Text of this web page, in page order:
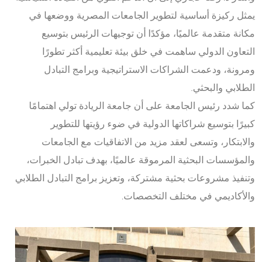
يمثل ركيزة أساسية لتطوير الجامعات المصرية ووضعها في
مكانة متقدمة عالميًا، مؤكدًا أن توجيهات الرئيس بتوسيع
التعاون الدولي ساهمت في خلق بيئة تعليمية أكثر تطورًا
ومرونة، ودعمت الشراكات الاستراتيجية وبرامج التبادل
الطلابي والبحثي.
كما شدد رئيس الجامعة على أن جامعة الريادة تولي اهتمامًا
كبيرًا بتوسيع شراكاتها الدولية في ضوء رؤيتها للتطوير
والابتكار، وتسعى لعقد مزيد من الاتفاقيات مع الجامعات
والمؤسسات البحثية المرموقة عالميًا، بهدف تبادل الخبرات،
وتنفيذ مشروعات بحثية مشتركة، وتعزيز برامج التبادل الطلابي
والأكاديمي في مختلف التخصصات.